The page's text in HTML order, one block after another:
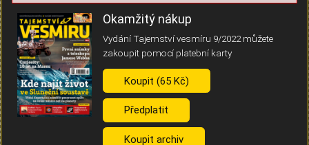
Žádost o souhlas s ukládáním volitelných informací
Pro základní fungování webu nepotřebujeme ukládat žádné informace
(tzv. cookies apod.). Rádi bychom vás ale požádali o souhlas s
uložením volitelných informací:
Anonymní unikátní ID
Okamžitý nákup
Vydání Tajemství vesmíru 9/2022 můžete
zakoupit pomocí platební karty
Koupit (65 Kč)
Předplatit
Koupit archiv